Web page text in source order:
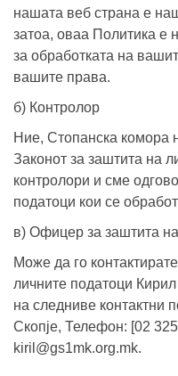
нашата веб страна е
затоа, оваа Политика е
за обработката на
вашите права.
б) Контролор
Ние, Стопанска комора
Законот за заштита на
контролори и сме
податоци кои се
в) Офицер за заштита
Може да го
личните податоци
на следниве контактни
Скопје, Телефон: [02
kiril@gs1mk.org.mk.